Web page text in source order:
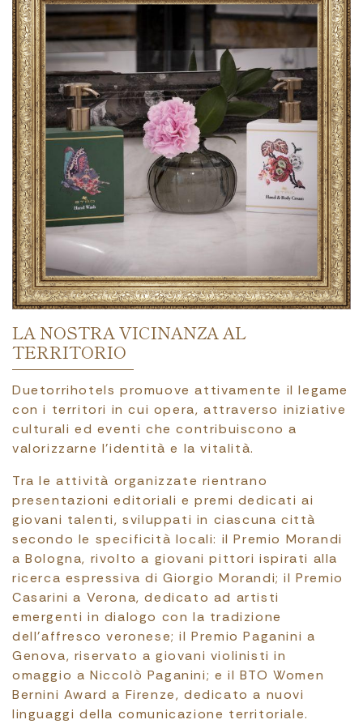
LA NOSTRA VICINANZA AL
TERRITORIO
Duetorrihotels promuove attivamente il legame
con i territori in cui opera, attraverso iniziative
culturali ed eventi che contribuiscono a
valorizzarne l’identità e la vitalità.
Tra le attività organizzate rientrano
presentazioni editoriali e premi dedicati ai
giovani talenti, sviluppati in ciascuna città
secondo le specificità locali: il Premio Morandi
a Bologna, rivolto a giovani pittori ispirati alla
ricerca espressiva di Giorgio Morandi; il Premio
Casarini a Verona, dedicato ad artisti
emergenti in dialogo con la tradizione
dell’affresco veronese; il Premio Paganini a
Genova, riservato a giovani violinisti in
omaggio a Niccolò Paganini; e il BTO Women
Bernini Award a Firenze, dedicato a nuovi
linguaggi della comunicazione territoriale.